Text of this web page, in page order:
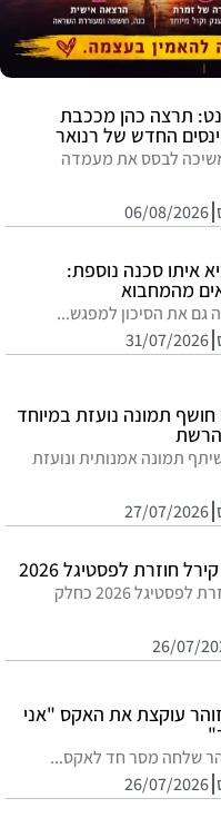
תרצה כהן מככבת
החדש של רנואר
לבסס את מעמדה
06/08/2026
איתו סכנה נוספת:
מהמחבוא
גם את הסיכון למפגש...
31/07/2026
חושף תמונה נועזת במיוחד
תמונה אמנותית ונועזת
27/07/2026
חוזרת לפסטיגל 2026
נועה קירל חוזרת לפסטיגל 2026 כחלק
26/07/
עוקצת את האקס "אני
שלחה מסר חד לאקס...
26/07/2026